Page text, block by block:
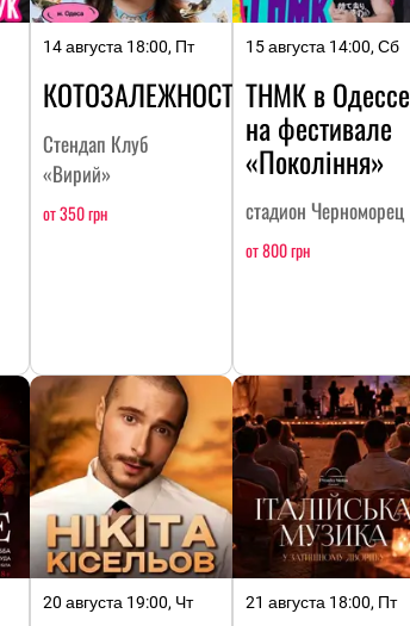
14 августа 18:00, Пт
КОТОЗАЛЕЖНОСТЬ
Стендап Клуб
«Вирий»
от 350 грн
15 августа 14:00, Сб
ТНМК в Одессе
на фестивале
«Покоління»
стадион Черноморец
от 800 грн
20 августа 19:00, Чт 21 августа 18:00, Пт